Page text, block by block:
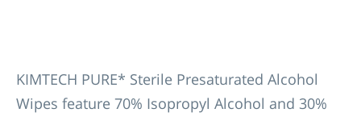
KIMTECH PURE* Sterile Presaturated Alcohol
Wipes feature 70% Isopropyl Alcohol and 30%